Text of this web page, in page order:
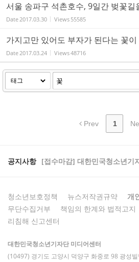
서울 송파구 석촌호수, 9일간 벚꽃길
Date2017.03.30 Views 55585
가지고만 있어도 부자가 된다는 꽃
Date2017.03.24 Views48716
Prev 1
공지사항 [접수마감] 대한민국청소년기
청소년보호정책 뉴스저작권규약 개
무단수집거부
책임의 한계와 법적고지
리침해 신고센터
대한민국청소년기자단 미디어센터
(10497) 경기도 고양시 덕양구 화중로 98 광성